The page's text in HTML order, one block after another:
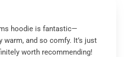
hoodie is fantastic—
warm, and so comfy. It’s just
worth recommending!